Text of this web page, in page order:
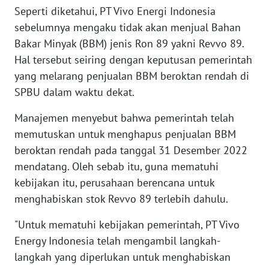
Seperti diketahui, PT Vivo Energi Indonesia
sebelumnya mengaku tidak akan menjual Bahan
Bakar Minyak (BBM) jenis Ron 89 yakni Revvo 89.
Hal tersebut seiring dengan keputusan pemerintah
yang melarang penjualan BBM beroktan rendah di
SPBU dalam waktu dekat.
Manajemen menyebut bahwa pemerintah telah
memutuskan untuk menghapus penjualan BBM
beroktan rendah pada tanggal 31 Desember 2022
mendatang. Oleh sebab itu, guna mematuhi
kebijakan itu, perusahaan berencana untuk
menghabiskan stok Revvo 89 terlebih dahulu.
"Untuk mematuhi kebijakan pemerintah, PT Vivo
Energy Indonesia telah mengambil langkah-
langkah yang diperlukan untuk menghabiskan
News
Regional
WN
JAKARTA
WN
JABAR
WN
BANTEN
NTT